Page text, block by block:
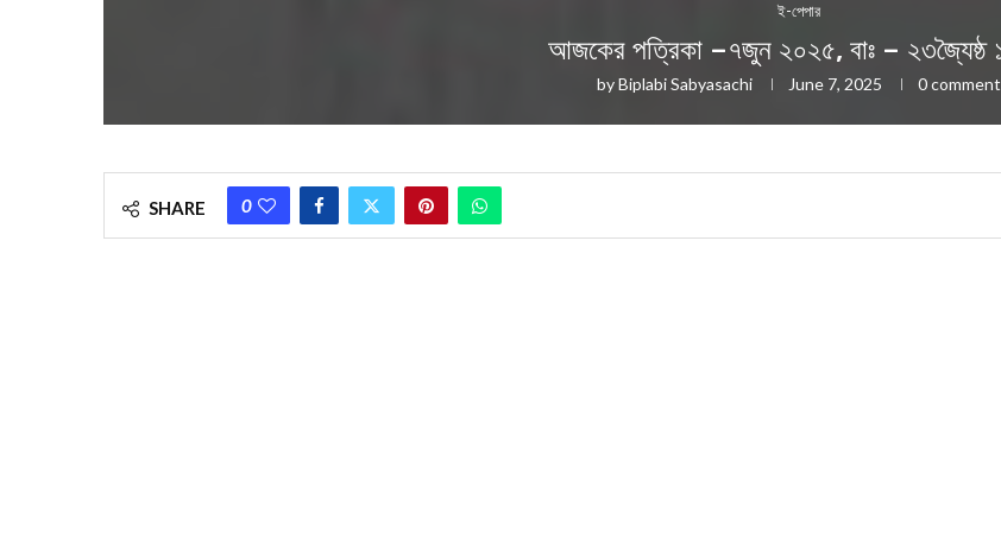
ই-পেপার
আজকের পত্রিকা –৭জুন ২০২৫, বাঃ – ২৩জ্যৈষ্ঠ
byBiplabi Sabyasachi June 7, 2025 0 comment
SHARE 0